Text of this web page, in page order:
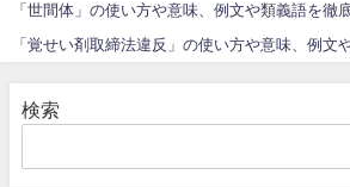
「世間体」の使い方や意味、例文や類義語を徹
「覚せい剤取締法違反」の使い方や意味、例文
検索